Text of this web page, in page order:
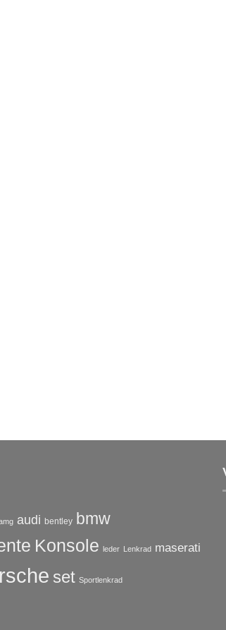
audi bentley bmw
Konsole leder Lenkrad maserati
set Sportlenkrad